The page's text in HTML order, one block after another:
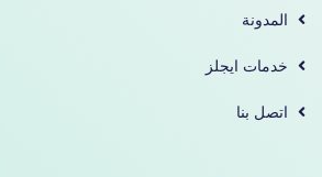
المدونة
خدمات ايجلز
اتصل بنا